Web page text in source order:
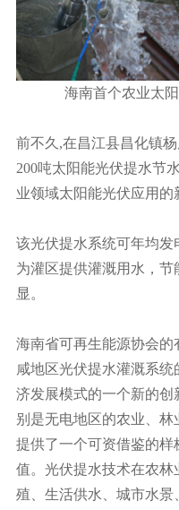
海南首个农业太
前不久,在昌江县昌化镇
200吨太阳能光伏提水节
业领域太阳能光伏应用的
该光伏提水系统可年均发
为灌区提供灌溉用水，
显。
海南省可再生能源协会
咸地区光伏提水灌溉系
济发展模式的一个新的
别是无电地区的农业、
提供了一个可资借鉴的
值。光伏提水技术在农
殖、生活供水、城市水